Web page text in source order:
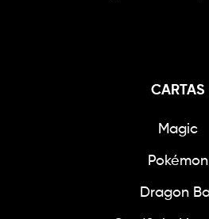
CARTAS
Magic
Pokémon
Dragon